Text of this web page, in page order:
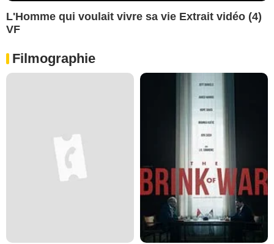
L'Homme qui voulait vivre sa vie Extrait vidéo (4)
VF
Filmographie